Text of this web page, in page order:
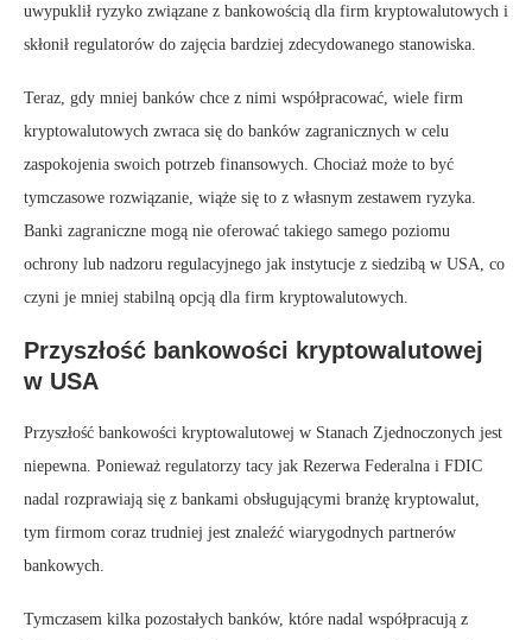
uwypuklił ryzyko związane z bankowością dla firm kryptowalutowych i
skłonił regulatorów do zajęcia bardziej zdecydowanego stanowiska.
Teraz, gdy mniej banków chce z nimi współpracować, wiele firm
kryptowalutowych zwraca się do banków zagranicznych w celu
zaspokojenia swoich potrzeb finansowych. Chociaż może to być
tymczasowe rozwiązanie, wiąże się to z własnym zestawem ryzyka.
Banki zagraniczne mogą nie oferować takiego samego poziomu
ochrony lub nadzoru regulacyjnego jak instytucje z siedzibą w USA, co
czyni je mniej stabilną opcją dla firm kryptowalutowych.
Przyszłość bankowości kryptowalutowej
w USA
Przyszłość bankowości kryptowalutowej w Stanach Zjednoczonych jest
niepewna. Ponieważ regulatorzy tacy jak Rezerwa Federalna i FDIC
nadal rozprawiają się z bankami obsługującymi branżę kryptowalut,
tym firmom coraz trudniej jest znaleźć wiarygodnych partnerów
bankowych.
Tymczasem kilka pozostałych banków, które nadal współpracują z